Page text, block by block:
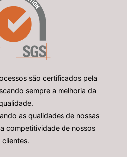
são certificados pela
sempre a melhoria da
as qualidades de nossas
competitividade de nossos
clientes.